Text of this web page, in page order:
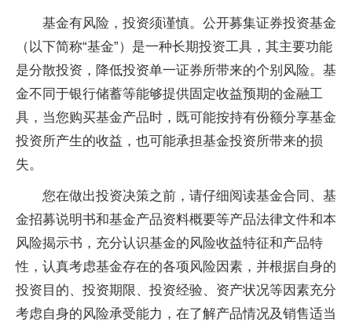
基金有风险，投资须谨慎。公开募集证券投资基金
（以下简称“基金”）是一种长期投资工具，其主要功能
是分散投资，降低投资单一证券所带来的个别风险。基
金不同于银行储蓄等能够提供固定收益预期的金融工
具，当您购买基金产品时，既可能按持有份额分享基金
投资所产生的收益，也可能承担基金投资所带来的损
失。
您在做出投资决策之前，请仔细阅读基金合同、基
金招募说明书和基金产品资料概要等产品法律文件和本
风险揭示书，充分认识基金的风险收益特征和产品特
性，认真考虑基金存在的各项风险因素，并根据自身的
投资目的、投资期限、投资经验、资产状况等因素充分
考虑自身的风险承受能力，在了解产品情况及销售适当